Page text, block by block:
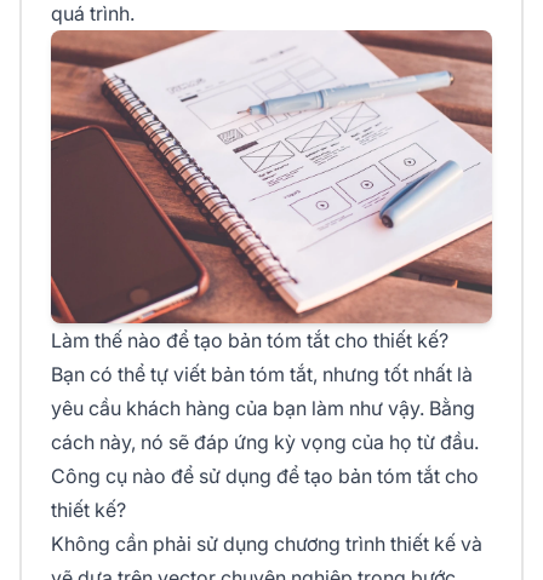
quá trình.
Làm thế nào để tạo bản tóm tắt cho thiết kế?
Bạn có thể tự viết bản tóm tắt, nhưng tốt nhất là
yêu cầu khách hàng của bạn làm như vậy. Bằng
cách này, nó sẽ đáp ứng kỳ vọng của họ từ đầu.
Công cụ nào để sử dụng để tạo bản tóm tắt cho
thiết kế?
Không cần phải sử dụng chương trình thiết kế và